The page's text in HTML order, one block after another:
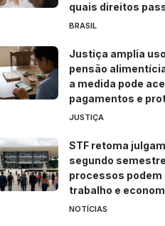
quais direitos
BRASIL
Justiça amplia
pensão
a medida pode
pagamentos e
JUSTIÇA
STF retoma
segundo
processos podem
trabalho e
NOTÍCIAS